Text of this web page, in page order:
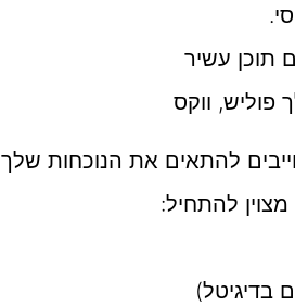
תוכן עשיר
פוליש, ווקס
להתאים את הנוכחות שלך
להתחיל: